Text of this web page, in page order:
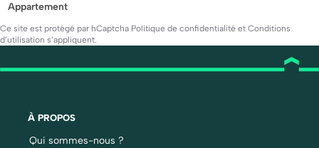
Appartement
Ce site est protégé par hCaptcha Politique de confidentialité et Conditions
d’utilisation s’appliquent.
À PROPOS
Qui sommes-nous ?